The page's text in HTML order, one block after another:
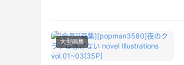
大型画集